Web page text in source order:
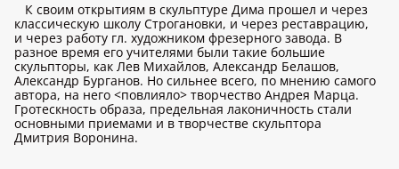
К своим открытиям в скульптуре Дима прошел и через
классическую школу Строгановки, и через реставрацию,
и через работу гл. художником фрезерного завода. В
разное время его учителями были такие большие
скульпторы, как Лев Михайлов, Александр Белашов,
Александр Бурганов. Но сильнее всего, по мнению самого
автора, на него <повлияло> творчество Андрея Марца.
Гротескность образа, предельная лаконичность стали
основными приемами и в творчестве скульптора
Дмитрия Воронина.